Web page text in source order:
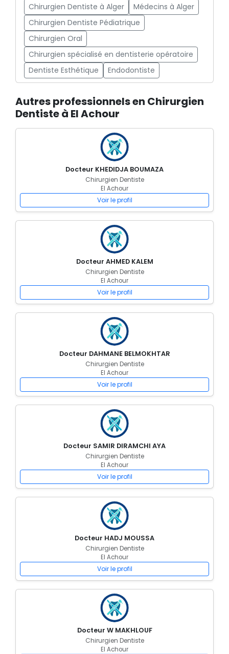
Chirurgien Dentiste à Alger
Médecins à Alger
Chirurgien Dentiste Pédiatrique
Chirurgien Oral
Chirurgien spécialisé en dentisterie opératoire
Dentiste Esthétique
Endodontiste
Autres professionnels en Chirurgien
Dentiste à El Achour
Docteur KHEDIDJA BOUMAZA
Chirurgien Dentiste
El Achour
Voir le profil
Docteur AHMED KALEM
Chirurgien Dentiste
El Achour
Voir le profil
Docteur DAHMANE BELMOKHTAR
Chirurgien Dentiste
El Achour
Voir le profil
Docteur SAMIR DIRAMCHI AYA
Chirurgien Dentiste
El Achour
Voir le profil
Docteur HADJ MOUSSA
Chirurgien Dentiste
El Achour
Voir le profil
Docteur W MAKHLOUF
Chirurgien Dentiste
El Achour